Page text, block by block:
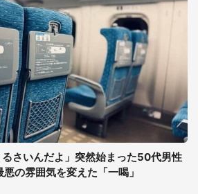
さいんだよ」突然始まった50代男性
の雰囲気を変えた「一喝」